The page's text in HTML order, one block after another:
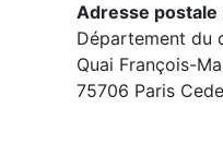
Adresse postale
Département du
Quai François-
75706 Paris